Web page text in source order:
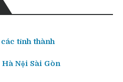
tỉnh thành
Nội Sài Gòn